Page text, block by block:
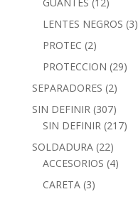
LENTES NEGROS (3)
PROTEC (2)
PROTECCION (29)
SEPARADORES (2)
SIN DEFINIR (307)
SIN DEFINIR (217)
SOLDADURA (22)
ACCESORIOS (4)
CARETA (3)